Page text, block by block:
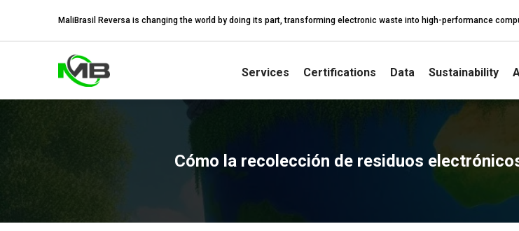
MaliBrasil Reversa is changing the world by doing its part, transforming electronic waste into high-performance
Services Certifications Data Sustainability
Cómo la recolección de residuos